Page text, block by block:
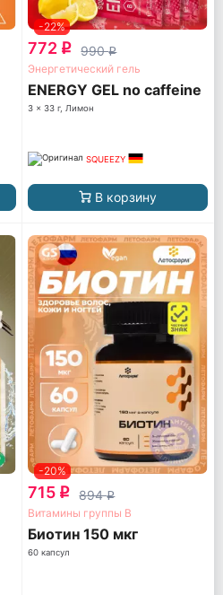
-22%
772 q 990q
Энергетический гель
ENERGY GEL no caffeine
3 x 33 г, Лимон
SQUEEZY
В корзину
-20%
715 q 894q
Витамины группы B
Биотин 150 мкг
60 капсул